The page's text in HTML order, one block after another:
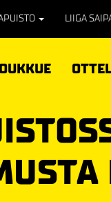
LIIGA